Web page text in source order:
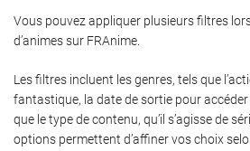
Vous pouvez appliquer plusieurs filtres
d’animes sur FRAnime.
Les filtres incluent les genres, tels que
fantastique, la date de sortie pour
que le type de contenu, qu’il s’agisse de
options permettent d’affiner vos choix